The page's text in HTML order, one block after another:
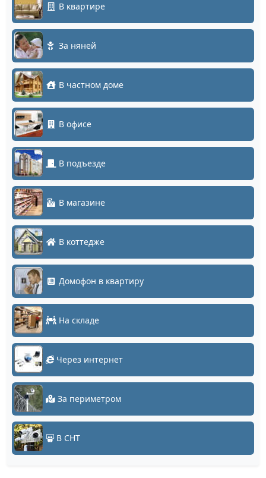
В квартире
За няней
В частном доме
В офисе
В подъезде
В магазине
В коттедже
Домофон в квартиру
На складе
Через интернет
За периметром
В СНТ